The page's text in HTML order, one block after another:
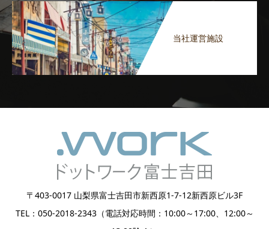
当社運営施設
〒403-0017 山梨県富士吉田市新西原1-7-12新西原ビル3F
TEL：050-2018-2343（電話対応時間：10:00～17:00、12:00～